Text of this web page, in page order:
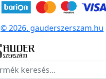
© 2026. gauderszerszam.hu